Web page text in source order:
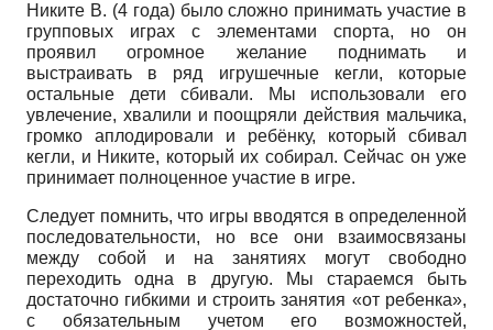
Никите В. (4 года) было сложно принимать участие в
групповых играх с элементами спорта, но он
проявил огромное желание поднимать и
выстраивать в ряд игрушечные кегли, которые
остальные дети сбивали. Мы использовали его
увлечение, хвалили и поощряли действия мальчика,
громко аплодировали и ребёнку, который сбивал
кегли, и Никите, который их собирал. Сейчас он уже
принимает полноценное участие в игре.
Следует помнить, что игры вводятся в определенной
последовательности, но все они взаимосвязаны
между собой и на занятиях могут свободно
переходить одна в другую. Мы стараемся быть
достаточно гибкими и строить занятия «от ребенка»,
с обязательным учетом его возможностей,